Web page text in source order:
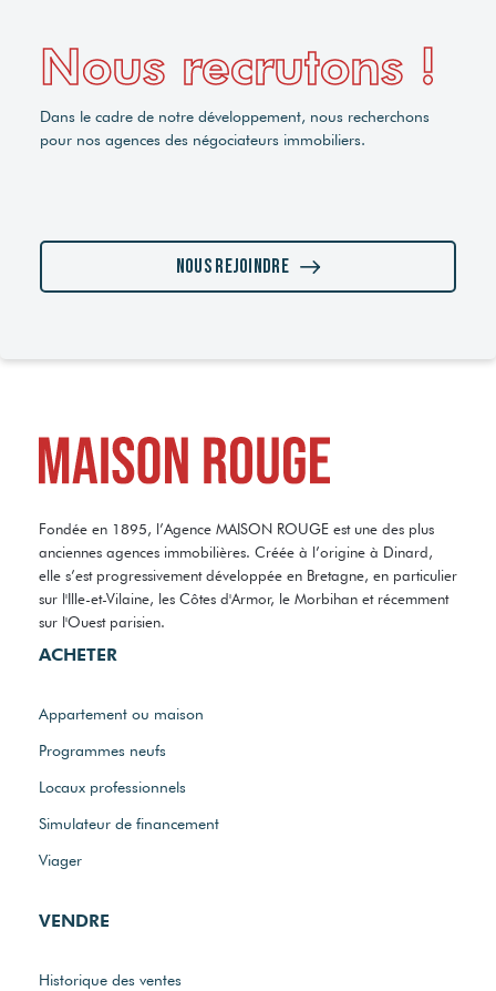
Nous recrutons !
Dans le cadre de notre développement, nous recherchons
pour nos agences des négociateurs immobiliers.
Nous rejoindre
Fondée en 1895, l’Agence MAISON ROUGE est une des plus
anciennes agences immobilières. Créée à l’origine à Dinard,
elle s’est progressivement développée en Bretagne, en particulier
sur l'Ille-et-Vilaine, les Côtes d'Armor, le Morbihan et récemment
sur l'Ouest parisien.
ACHETER
Appartement ou maison
Programmes neufs
Locaux professionnels
Simulateur de financement
Viager
VENDRE
Historique des ventes